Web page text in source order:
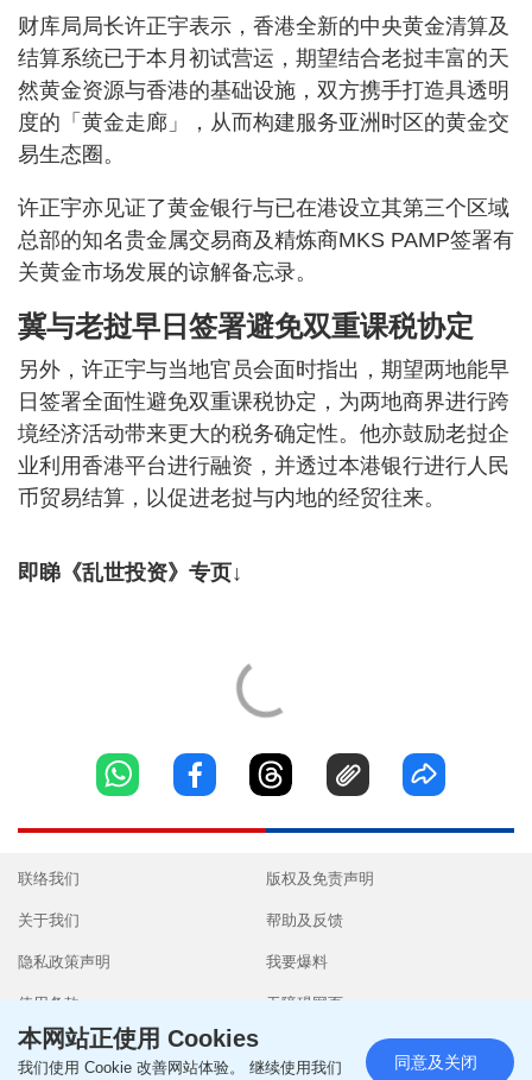
财库局局长许正宇表示，香港全新的中央黄金清算及
结算系统已于本月初试营运，期望结合老挝丰富的天
然黄金资源与香港的基础设施，双方携手打造具透明
度的「黄金走廊」，从而构建服务亚洲时区的黄金交
易生态圈。
许正宇亦见证了黄金银行与已在港设立其第三个区域
总部的知名贵金属交易商及精炼商MKS PAMP签署有
关黄金市场发展的谅解备忘录。
冀与老挝早日签署避免双重课税协定
另外，许正宇与当地官员会面时指出，期望两地能早
日签署全面性避免双重课税协定，为两地商界进行跨
境经济活动带来更大的税务确定性。他亦鼓励老挝企
业利用香港平台进行融资，并透过本港银行进行人民
币贸易结算，以促进老挝与内地的经贸往来。
即睇《乱世投资》专页↓
联络我们
关于我们
隐私政策声明
使用条款
版权及免责声明
帮助及反馈
我要爆料
无障碍网页
本网站正使用 Cookies
我们使用 Cookie 改善网站体验。 继续使用我们 同意及关闭